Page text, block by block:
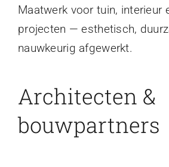
Maatwerk voor tuin, interieur
projecten — esthetisch,
nauwkeurig afgewerkt.
Architecten &
bouwpartners